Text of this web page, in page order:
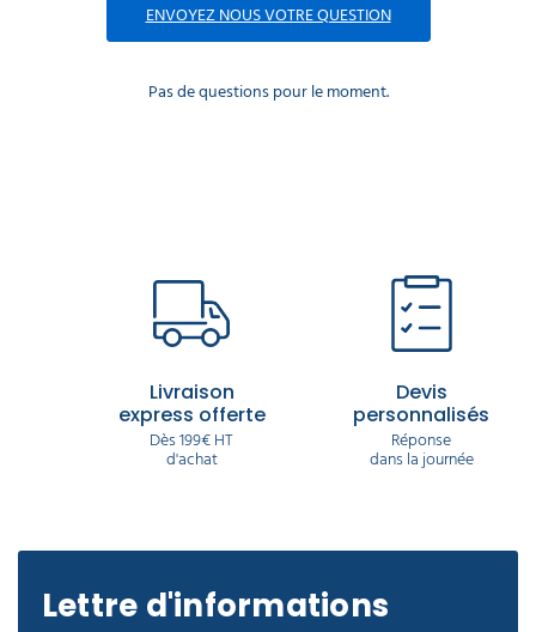
ENVOYEZ NOUS VOTRE QUESTION
Pas de questions pour le moment.
Livraison
express offerte
Dès 199€ HT
d'achat
Devis
personnalisés
Réponse
dans la journée
Lettre d'informations